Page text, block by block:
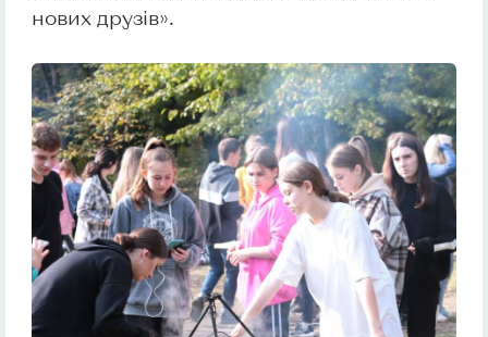
нових друзів».